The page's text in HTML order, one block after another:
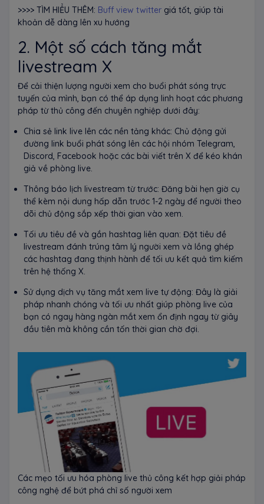
>>>> TÌM HIỂU THÊM: Buff view twitter giá tốt, giúp tài
khoản dễ dàng lên xu hướng
2. Một số cách tăng mắt
livestream X
Để cải thiện lượng người xem cho buổi phát sóng trực
tuyến của mình, bạn có thể áp dụng linh hoạt các phương
pháp từ thủ công đến chuyên nghiệp dưới đây:
Chia sẻ link live lên các nền tảng khác: Chủ động gửi
đường link buổi phát sóng lên các hội nhóm Telegram,
Discord, Facebook hoặc các bài viết trên X để kéo khán
giả về phòng live.
Thông báo lịch livestream từ trước: Đăng bài hẹn giờ cụ
thể kèm nội dung hấp dẫn trước 1-2 ngày để người theo
dõi chủ động sắp xếp thời gian vào xem.
Tối ưu tiêu đề và gắn hashtag liên quan: Đặt tiêu đề
livestream đánh trúng tâm lý người xem và lồng ghép
các hashtag đang thịnh hành để tối ưu kết quả tìm kiếm
trên hệ thống X.
Sử dụng dịch vụ tăng mắt xem live tự động: Đây là giải
pháp nhanh chóng và tối ưu nhất giúp phòng live của
bạn có ngay hàng ngàn mắt xem ổn định ngay từ giây
đầu tiên mà không cần tốn thời gian chờ đợi.
Các mẹo tối ưu hóa phòng live thủ công kết hợp giải pháp
công nghệ để bứt phá chỉ số người xem